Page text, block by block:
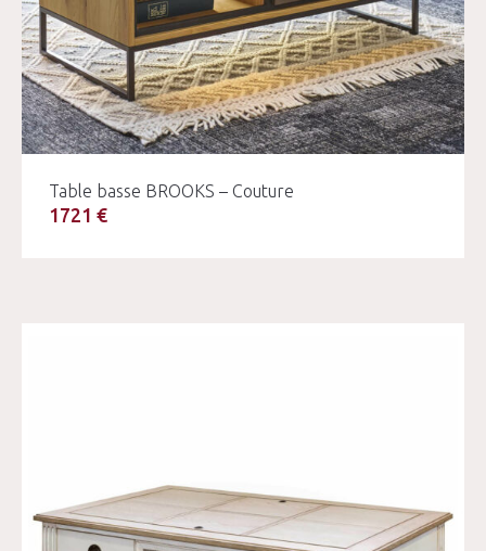
Table basse BROOKS – Couture
1721 €